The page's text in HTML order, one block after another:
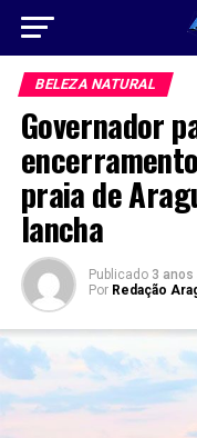
BELEZA NATURAL
Governador
praia de
lancha
Publicado 3 anos
Por Redação